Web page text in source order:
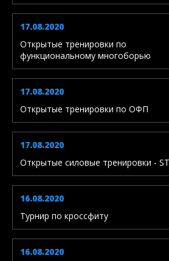
17.08.2020
Открытые тренировки по
функциональному многоборью
17.08.2020
Открытые тренировки по ОФП
17.08.2020
Открытые силовые тренировки -
16.08.2020
Турнир по кроссфиту
16.08.2020